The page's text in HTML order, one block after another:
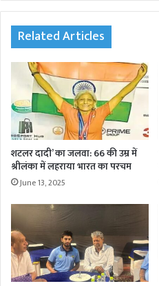
Related Articles
शटलर दादी’ का जलवा: 66 की उम्र में
श्रीलंका में लहराया भारत का परचम
June 13, 2025